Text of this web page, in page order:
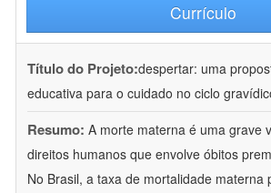
Currículo
Título do Projeto:despertar: uma
educativa para o cuidado no ciclo
Resumo: A morte materna é uma grave
direitos humanos que envolve óbitos
No Brasil, a taxa de mortalidade materna